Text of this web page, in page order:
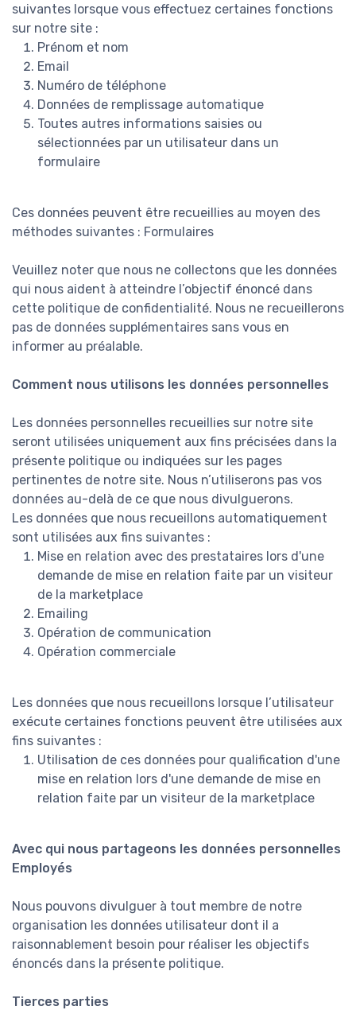
suivantes lorsque vous effectuez certaines fonctions
sur notre site :
Prénom et nom
Email
Numéro de téléphone
Données de remplissage automatique
Toutes autres informations saisies ou
sélectionnées par un utilisateur dans un
formulaire
Ces données peuvent être recueillies au moyen des
méthodes suivantes : Formulaires
Veuillez noter que nous ne collectons que les données
qui nous aident à atteindre l’objectif énoncé dans
cette politique de confidentialité. Nous ne recueillerons
pas de données supplémentaires sans vous en
informer au préalable.
Comment nous utilisons les données personnelles
Les données personnelles recueillies sur notre site
seront utilisées uniquement aux fins précisées dans la
présente politique ou indiquées sur les pages
pertinentes de notre site. Nous n’utiliserons pas vos
données au-delà de ce que nous divulguerons.
Les données que nous recueillons automatiquement
sont utilisées aux fins suivantes :
Mise en relation avec des prestataires lors d'une
demande de mise en relation faite par un visiteur
de la marketplace
Emailing
Opération de communication
Opération commerciale
Les données que nous recueillons lorsque l’utilisateur
exécute certaines fonctions peuvent être utilisées aux
fins suivantes :
Utilisation de ces données pour qualification d'une
mise en relation lors d'une demande de mise en
relation faite par un visiteur de la marketplace
Avec qui nous partageons les données personnelles
Employés
Nous pouvons divulguer à tout membre de notre
organisation les données utilisateur dont il a
raisonnablement besoin pour réaliser les objectifs
énoncés dans la présente politique.
Tierces parties